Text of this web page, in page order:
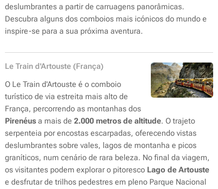
deslumbrantes a partir de carruagens panorâmicas.
Descubra alguns dos comboios mais icónicos do mundo e
inspire-se para a sua próxima aventura.
Le Train d'Artouste (França)
O Le Train d'Artouste é o comboio
turístico de via estreita mais alto de
França, percorrendo as montanhas dos
Pirenéus a mais de 2.000 metros de altitude. O trajeto
serpenteia por encostas escarpadas, oferecendo vistas
deslumbrantes sobre vales, lagos de montanha e picos
graníticos, num cenário de rara beleza. No final da viagem,
os visitantes podem explorar o pitoresco Lago de Artouste
e desfrutar de trilhos pedestres em pleno Parque Nacional